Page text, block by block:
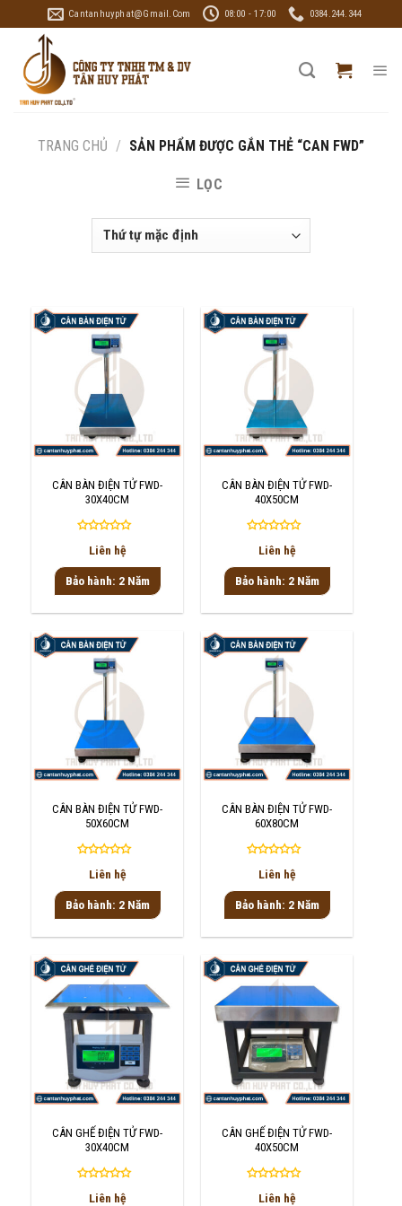
to
content
Cantanhuyphat@gmail.com 08:00 - 17:00 0384.244.344
TRANG CHỦ / SẢN PHẨM ĐƯỢC GẮN THẺ “CAN FWD”
LỌC
CÂN BÀN ĐIỆN TỬ FWD-
30X40CM
Được
hạng
0
sao
Liên hệ
Bảo hành: 2 Năm
CÂN BÀN ĐIỆN TỬ FWD-
40X50CM
Được
hạng
0
sao
Liên hệ
Bảo hành: 2 Năm
CÂN BÀN ĐIỆN TỬ FWD-
50X60CM
Được
hạng
0
sao
Liên hệ
Bảo hành: 2 Năm
CÂN BÀN ĐIỆN TỬ FWD-
60X80CM
Được
hạng
0
sao
Liên hệ
Bảo hành: 2 Năm
CÂN GHẾ ĐIỆN TỬ FWD-
30X40CM
Được
Liên hệ
CÂN GHẾ ĐIỆN TỬ FWD-
40X50CM
Được
Liên hệ